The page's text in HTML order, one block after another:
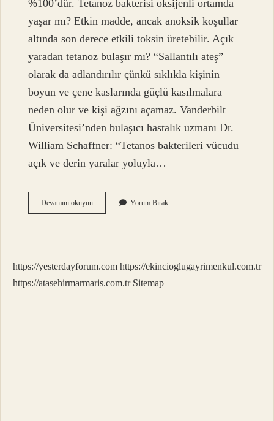
%100’dür. Tetanoz bakterisi oksijenli ortamda
yaşar mı? Etkin madde, ancak anoksik koşullar
altında son derece etkili toksin üretebilir. Açık
yaradan tetanoz bulaşır mı? “Sallantılı ateş”
olarak da adlandırılır çünkü sıklıkla kişinin
boyun ve çene kaslarında güçlü kasılmalara
neden olur ve kişi ağzını açamaz. Vanderbilt
Üniversitesi’nden bulaşıcı hastalık uzmanı Dr.
William Schaffner: “Tetanos bakterileri vücudu
açık ve derin yaralar yoluyla…
Devamını okuyunTetanoz
Mikrobu
Yorum Bırak
https://yesterdayforum.com https://ekincioglugayrimenkul.com.tr
https://atasehirmarmaris.com.tr Sitemap